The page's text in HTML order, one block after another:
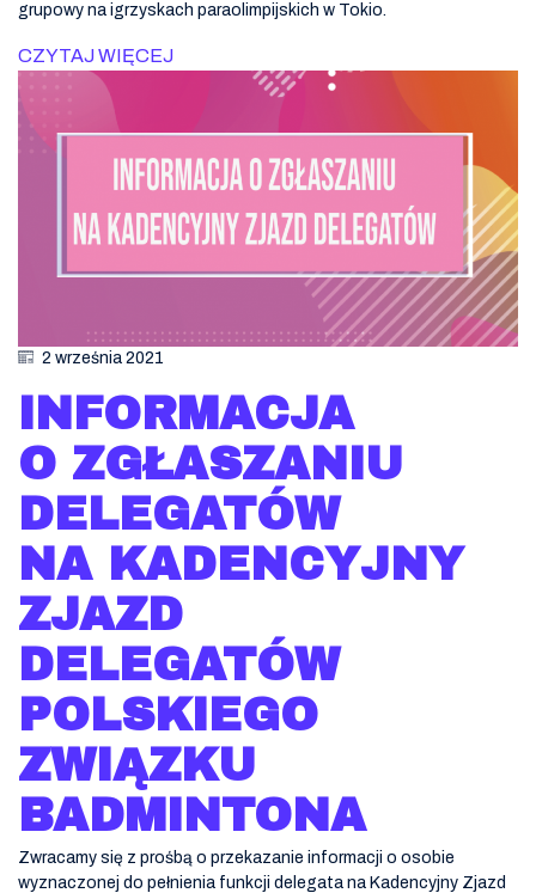
grupowy na igrzyskach paraolimpijskich w Tokio.
CZYTAJ WIĘCEJ
2 września 2021
INFORMACJA
O ZGŁASZANIU
DELEGATÓW
NA KADENCYJNY
ZJAZD
DELEGATÓW
POLSKIEGO
ZWIĄZKU
BADMINTONA
Zwracamy się z prośbą o przekazanie informacji o osobie
wyznaczonej do pełnienia funkcji delegata na Kadencyjny Zjazd